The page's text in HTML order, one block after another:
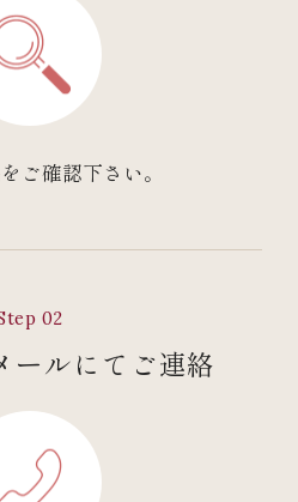
ご確認下さい。
02
ールにてご連絡